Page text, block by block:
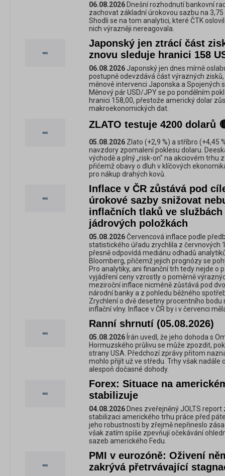
06.08.2026 Dnešní rozhodnutí bankovní
zachovat základní úrokovou sazbu na
Shodli se na tom analytici, které ČTK
nich výrazněji nereagovala.
Japonský jen ztrácí část
znovu sleduje hranici 158
06.08.2026Japonský jen dnes mírně
postupně odevzdává část výrazných
měnové intervenci Japonska a Spojených
Měnový pár USD/JPY se po pondělním
hranici 158,00, přestože americký dolar
makroekonomických dat.
ZLATO testuje 4200 dolarů
05.08.2026 Zlato (+2,9 %) a stříbro (+4,45
navzdory zpomalení poklesu dolaru.
východě a plný „risk-on" na akciovém trhu
přičemž obavy o dluh v klíčových
pro nákup drahých kovů.
Inflace v ČR zůstává pod
úrokové sazby snižovat
inflačních tlaků ve
jádrových položkách
05.08.2026Červencová inflace podle
statistického úřadu zrychlila z červnových
přesně odpovídá mediánu odhadů
Bloomberg, přičemž jejich prognózy se
Pro analytiky, ani finanční trh tedy nejde o
vyjádření ceny vzrostly o poměrně
meziroční inflace nicméně zůstává pod
národní banky a z pohledu běžného
Zrychlení o dvě desetiny procentního
inflační vlny. Inflace v ČR by i v červenci
Ranní shrnutí (05.08.2026)
05.08.2026 Írán uvedl, že jeho dohoda s
Hormuzského průlivu se může zpozdit,
strany USA. Předchozí zprávy přitom
mohlo přijít už ve středu. Trhy však nadále
alespoň dočasné dohody.
Forex: Situace na
stabilizuje
04.08.2026 Dnes zveřejněný JOLTS
stabilizaci amerického trhu práce před
jeho robustnosti by zřejmě nepřineslo
však zatím spíše zpevňují očekávání
sazeb amerického Fedu.
PMI v eurozóně: Oživení
zakrývá přetrvávající